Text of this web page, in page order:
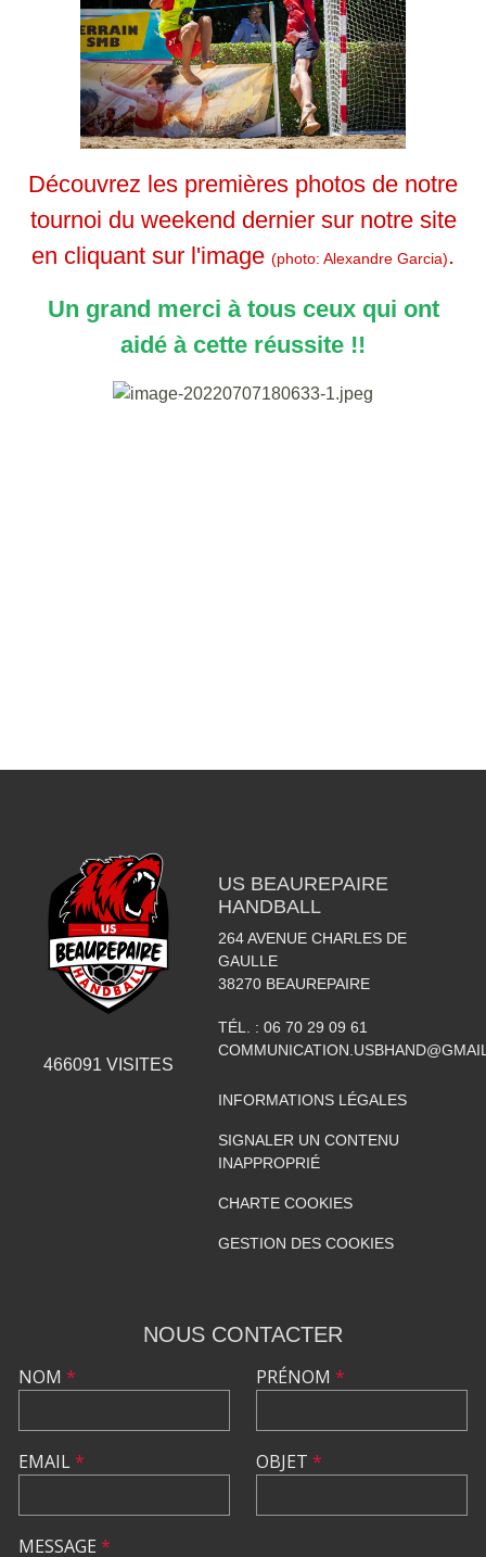
Découvrez les premières photos de notre
tournoi du weekend dernier sur notre site
en cliquant sur l'image (photo: Alexandre Garcia).
Un grand merci à tous ceux qui ont
aidé à cette réussite !!
466091 VISITES
US BEAUREPAIRE
HANDBALL
264 AVENUE CHARLES DE
GAULLE
38270 BEAUREPAIRE
TÉL. : 06 70 29 09 61
INFORMATIONS LÉGALES
SIGNALER UN CONTENU
INAPPROPRIÉ
CHARTE COOKIES
GESTION DES COOKIES
NOUS CONTACTER
NOM *
EMAIL*
PRÉNOM *
OBJET *
MESSAGE *